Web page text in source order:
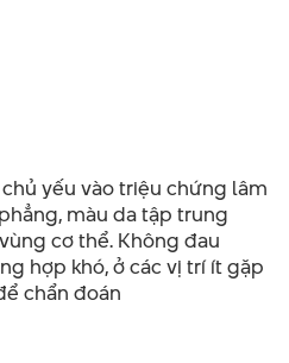
yếu vào triệu chứng lâm
màu da tập trung
cơ thể. Không đau
hợp khó, ở các vị trí ít gặp
chẩn đoán